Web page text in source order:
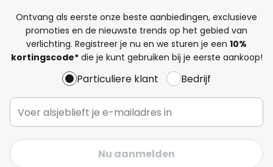
Ontvang als eerste onze beste aanbiedingen, exclusieve
promoties en de nieuwste trends op het gebied van
verlichting. Registreer je nu en we sturen je een 10%
kortingscode*die je kunt gebruiken bij je eerste aankoop!
Particuliere klant Bedrijf
Nu aanmelden